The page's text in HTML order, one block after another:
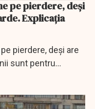
Explicația
pierdere, deși are
sunt pentru
curente.